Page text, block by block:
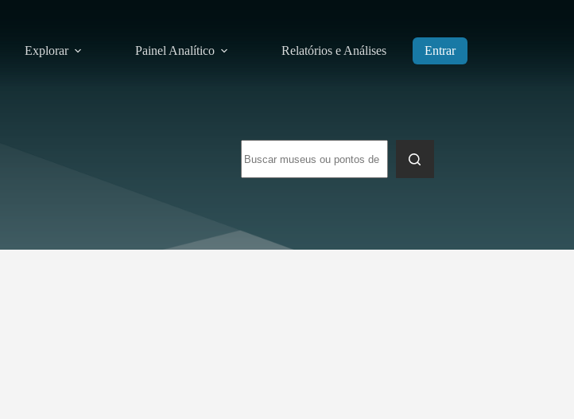
Explorar Painel Analítico Relatórios e Análises Entrar
resultados